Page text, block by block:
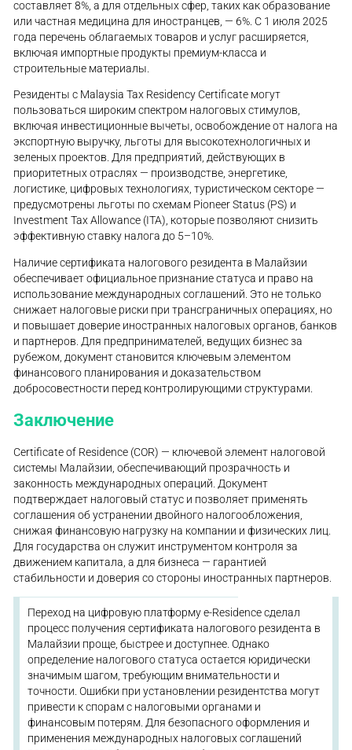
составляет 8%, а для отдельных сфер, таких как образование
или частная медицина для иностранцев, — 6%. С 1 июля 2025
года перечень облагаемых товаров и услуг расширяется,
включая импортные продукты премиум-класса и
строительные материалы.
Резиденты с Malaysia Tax Residency Certificate могут
пользоваться широким спектром налоговых стимулов,
включая инвестиционные вычеты, освобождение от налога на
экспортную выручку, льготы для высокотехнологичных и
зеленых проектов. Для предприятий, действующих в
приоритетных отраслях — производстве, энергетике,
логистике, цифровых технологиях, туристическом секторе —
предусмотрены льготы по схемам Pioneer Status (PS) и
Investment Tax Allowance (ITA), которые позволяют снизить
эффективную ставку налога до 5–10%.
Наличие сертификата налогового резидента в Малайзии
обеспечивает официальное признание статуса и право на
использование международных соглашений. Это не только
снижает налоговые риски при трансграничных операциях, но
и повышает доверие иностранных налоговых органов, банков
и партнеров. Для предпринимателей, ведущих бизнес за
рубежом, документ становится ключевым элементом
финансового планирования и доказательством
добросовестности перед контролирующими структурами.
Заключение
Certificate of Residence (COR) — ключевой элемент налоговой
системы Малайзии, обеспечивающий прозрачность и
законность международных операций. Документ
подтверждает налоговый статус и позволяет применять
соглашения об устранении двойного налогообложения,
снижая финансовую нагрузку на компании и физических лиц.
Для государства он служит инструментом контроля за
движением капитала, а для бизнеса — гарантией
стабильности и доверия со стороны иностранных партнеров.
Переход на цифровую платформу e-Residence сделал
процесс получения сертификата налогового резидента в
Малайзии проще, быстрее и доступнее. Однако
определение налогового статуса остается юридически
значимым шагом, требующим внимательности и
точности. Ошибки при установлении резидентства могут
привести к спорам с налоговыми органами и
финансовым потерям. Для безопасного оформления и
применения международных налоговых соглашений